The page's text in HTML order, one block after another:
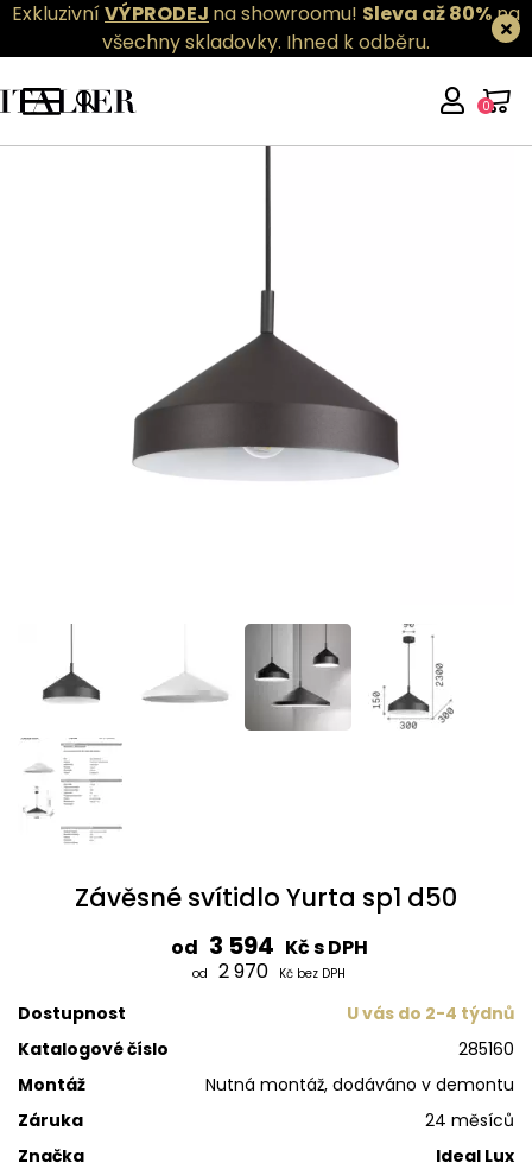
ExkluzivníVÝPRODEJ na showroomu! Sleva až 80%na
všechny skladovky. Ihned k odběru.
0
Závěsné svítidlo Yurta sp1 d50
od 3 594 Kč s DPH
od 2 970 Kč bez DPH
Dostupnost
U vás do 2-4 týdnů
Katalogové číslo
285160
Montáž
Nutná montáž, dodáváno v demontu
Záruka
24 měsíců
Značka
Ideal Lux